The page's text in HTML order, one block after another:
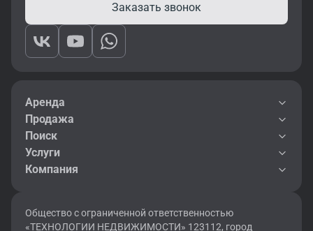
Заказать звонок
Аренда
Продажа
Поиск
Услуги
Компания
Общество с ограниченной ответственностью
«ТЕХНОЛОГИИ НЕДВИЖИМОСТИ» 123112, город